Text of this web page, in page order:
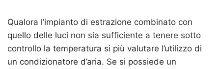
Qualora l’impianto di estrazione combinato con
quello delle luci non sia sufficiente a tenere sotto
controllo la temperatura si più valutare l’utilizzo di
un condizionatore d’aria. Se si possiede un